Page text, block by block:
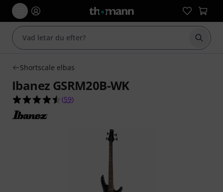
Börja
Shortscale elbas
Ibanez GSRM20B-WK
4.5 av 5 stjärnor från 59 kundbetyg
(59)